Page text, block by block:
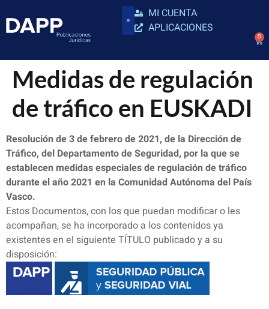
MI CUENTA
APLICACIONES
0
Medidas de regulación
de tráfico en EUSKADI
Resolución de 3 de febrero de 2021, de la Dirección de
Tráfico, del Departamento de Seguridad, por la que se
establecen medidas especiales de regulación de tráfico
durante el año 2021 en la Comunidad Autónoma del País
Vasco.
Estos Documentos, con los que puedan modificar o les
acompañan, se ha incorporado a los contenidos ya
existentes en el siguiente TÍTULO publicado y a su
disposición: